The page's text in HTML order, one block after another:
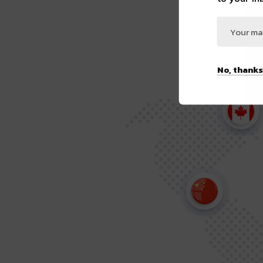
No, thanks